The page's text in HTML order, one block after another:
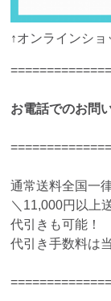
↑オンラインショ
お電話でのお問
通常送料全国一
＼11,000円以上
代引きも可能！
代引き手数料は